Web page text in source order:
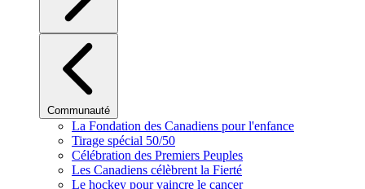
Communauté
La Fondation des Canadiens pour l'enfance
Tirage spécial 50/50
Célébration des Premiers Peuples
Les Canadiens célèbrent la Fierté
Le hockey pour vaincre le cancer